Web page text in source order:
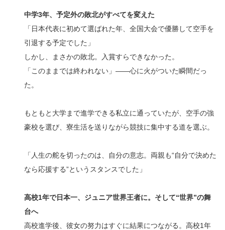
中学3年、予定外の敗北がすべてを変えた
「日本代表に初めて選ばれた年、全国大会で優勝して空手を
引退する予定でした」
しかし、まさかの敗北。入賞すらできなかった。
「このままでは終われない」――心に火がついた瞬間だっ
た。
もともと大学まで進学できる私立に通っていたが、空手の強
豪校を選び、寮生活を送りながら競技に集中する道を選ぶ。
「人生の舵を切ったのは、自分の意志。両親も“自分で決めた
なら応援する”というスタンスでした」
高校1年で日本一、ジュニア世界王者に。そして“世界”の舞
台へ
高校進学後、彼女の努力はすぐに結果につながる。高校1年